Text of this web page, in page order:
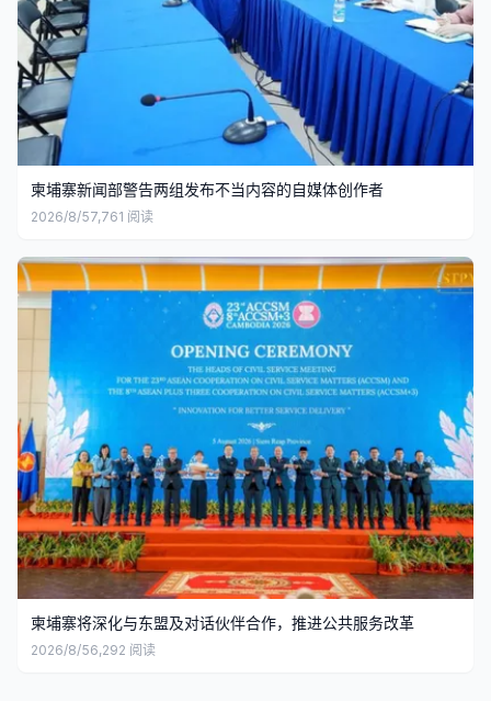
柬埔寨新闻部警告两组发布不当内容的自媒体创作者
2026/8/57,761 阅读
柬埔寨将深化与东盟及对话伙伴合作，推进公共服务改革
2026/8/56,292 阅读